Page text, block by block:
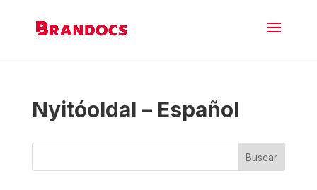
Nyitóoldal – Español
Buscar